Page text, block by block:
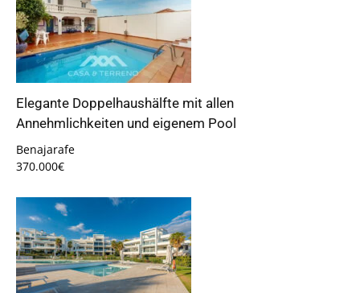
Elegante Doppelhaushälfte mit allen
Annehmlichkeiten und eigenem Pool
Benajarafe
370.000€